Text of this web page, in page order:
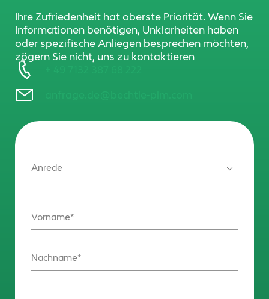
Ihre Zufriedenheit hat oberste Priorität. Wenn Sie
Informationen benötigen, Unklarheiten haben
oder spezifische Anliegen besprechen möchten,
zögern Sie nicht, uns zu kontaktieren
Anrede
Vorname
Nachname